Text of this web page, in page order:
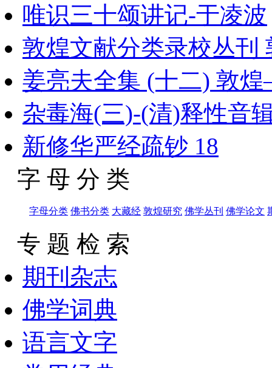
唯识三十颂讲记-于凌波
敦煌文献分类录校丛刊
姜亮夫全集 (十二) 敦
杂毒海(三)-(清)释性音
新修华严经疏钞 18
字 母 分 类
字母分类 佛书分类 大藏经 敦煌研究 佛学丛刊 佛学论文
专 题 检 索
期刊杂志
佛学词典
语言文字